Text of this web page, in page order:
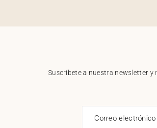
Suscríbete a nuestra newsletter y
Correo electrónico